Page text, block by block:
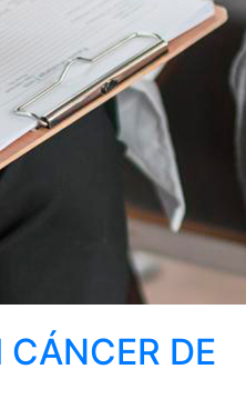
DE